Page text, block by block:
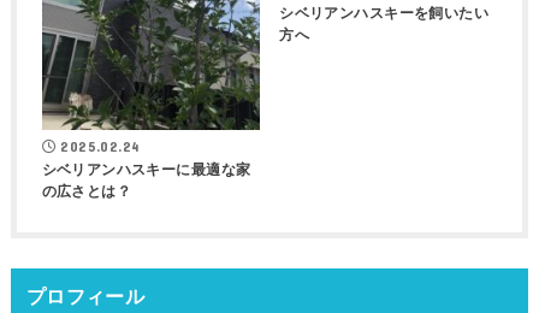
2025.02.24
シベリアンハスキーに最適な家
の広さとは？
シベリアンハスキーを飼いたい
方へ
プロフィール